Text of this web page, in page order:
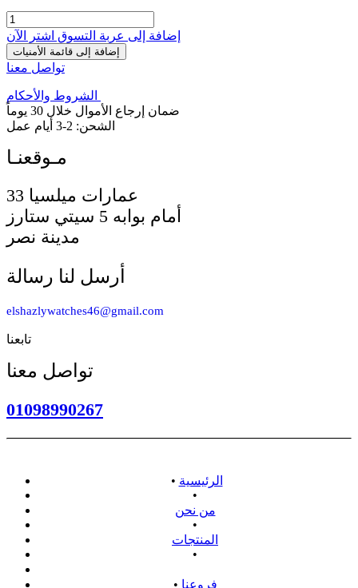
إضافة إلى عربة التسوق اشترِ الآن
إضافة إلى قائمة الأمنيات
تواصل معنا
الشروط والأحكام
ضمان إرجاع الأموال خلال 30 يوماً
الشحن: 2-3 أيام عمل
أمام بوابه 5 سيتي ستارز
مدينة نصر
أرسل لنا رسالة
elshazlywatches46@gmail.com
تابعنا
تواصل معنا
01098990267
• الرئيسية
•
من نحن
•
المنتجات
•
• فروعنا